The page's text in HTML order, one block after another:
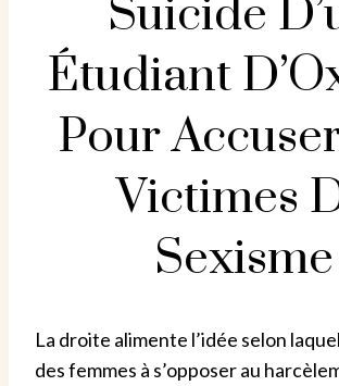
Suicide
Étudiant
Pour
Victimes
Sexisme
La droite alimente l’idée selon
des femmes à s’opposer au